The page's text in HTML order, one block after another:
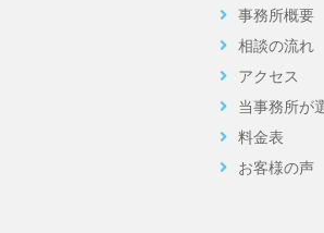
2022.12.21
2022.12.16
2022.10.03
事務所概要
相談の流れ
アクセス
当事務所が
料金表
お客様の声